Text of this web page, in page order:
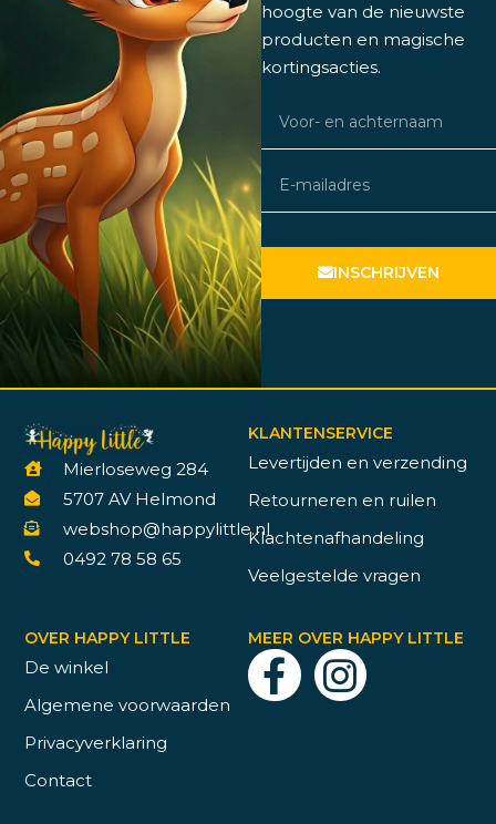
hoogte van de nieuwste
producten en magische
kortingsacties.
INSCHRIJVEN
Mierloseweg 284
5707 AV Helmond
webshop@happylittle.nl
0492 78 58 65
KLANTENSERVICE
Levertijden en verzending
Retourneren en ruilen
Klachtenafhandeling
Veelgestelde vragen
OVER HAPPY LITTLE
De winkel
Algemene voorwaarden
Privacyverklaring
Contact
MEER OVER HAPPY LITTLE